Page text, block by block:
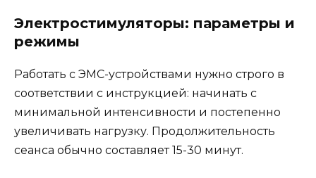
Электростимуляторы: параметры и
режимы
Работать с ЭМС-устройствами нужно строго в
соответствии с инструкцией: начинать с
минимальной интенсивности и постепенно
увеличивать нагрузку. Продолжительность
сеанса обычно составляет 15-30 минут.